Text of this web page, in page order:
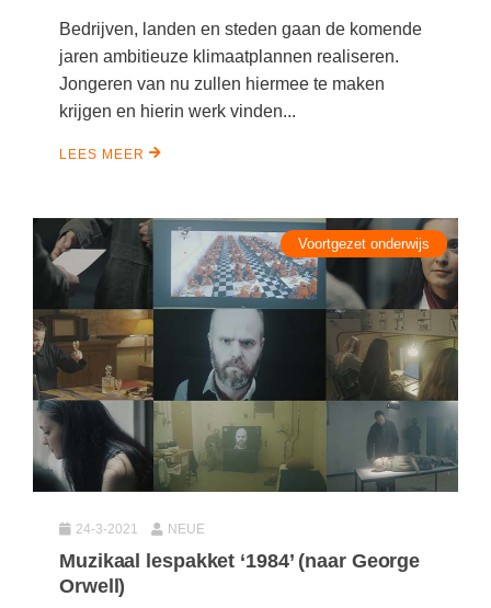
Kerstfeest
Kinderboekenweek
Kleurplaten
Onderwijsprijs
Ruimte
Schoolreisideeën
Schoolspullen
Seizoenen
Seksualiteit
Sinterklaas
Sprookjes
Startpagina onderwijs
Verzorging
MEER...
AI voor het onderwijs
Kruiswoordpuzzels
Vrijeschoolonderwijs
Montessori onderwijs
Jenaplanonderwijs
Daltononderwijs
Schoolspullen
Onderwijsvacatures
Afscheidstekst collega
Studieschuld & Hypotheek
Middelbare school niveaus
Studenten laptop
Bedrijven, landen en steden gaan de komende
jaren ambitieuze klimaatplannen realiseren.
Jongeren van nu zullen hiermee te maken
krijgen en hierin werk vinden...
LEES MEER
Voortgezet onderwijs
24-3-2021 NEUE
Muzikaal lespakket ‘1984’ (naar George
Orwell)